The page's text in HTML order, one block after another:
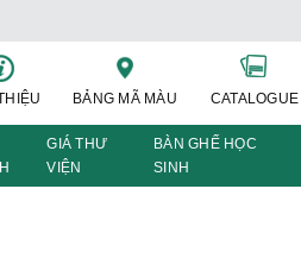
BẢNG MÃ MÀU CATALOGUE
GIÁ THƯ
VIỆN
BÀN GHẾ HỌC
SINH